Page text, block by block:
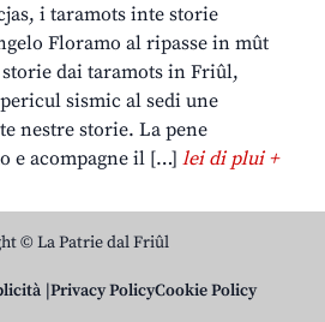
i taramots inte storie
Floramo al ripasse in mût
dai taramots in Friûl,
sismic al sedi une
nestre storie. La pene
e acompagne il […] lei di plui +
© La Patrie dal Friûl
Privacy PolicyCookie Policy